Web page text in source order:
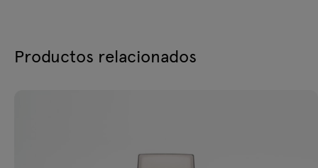
Productos relacionados